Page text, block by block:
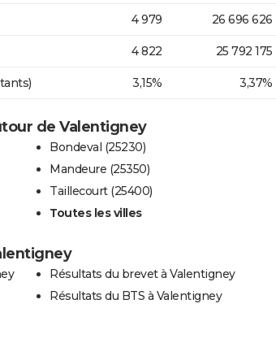
4 979 26 696 626
4 822 25 792 175
3,15% 3,37%
de Valentigney
Bondeval (25230)
Mandeure (25350)
Taillecourt (25400)
Toutes les villes
Résultats du brevet à Valentigney
Résultats du BTS à Valentigney